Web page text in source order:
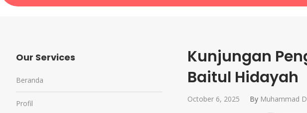
Kunjungan
Baitul Hidayah
October 6, 2025 By Muhammad
Our Services
Beranda
Profil